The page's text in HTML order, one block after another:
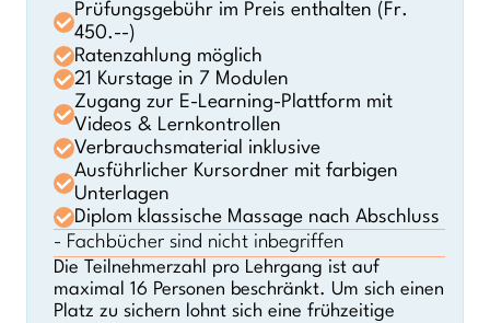
Prüfungsgebühr im Preis enthalten (Fr.
450.--)
Ratenzahlung möglich
21 Kurstage in 7 Modulen
Zugang zur E-Learning-Plattform mit
Videos & Lernkontrollen
Verbrauchsmaterial inklusive
Ausführlicher Kursordner mit farbigen
Unterlagen
Diplom klassische Massage nach Abschluss
- Fachbücher sind nicht inbegriffen
Die Teilnehmerzahl pro Lehrgang ist auf
maximal 16 Personen beschränkt. Um sich einen
Platz zu sichern lohnt sich eine frühzeitige